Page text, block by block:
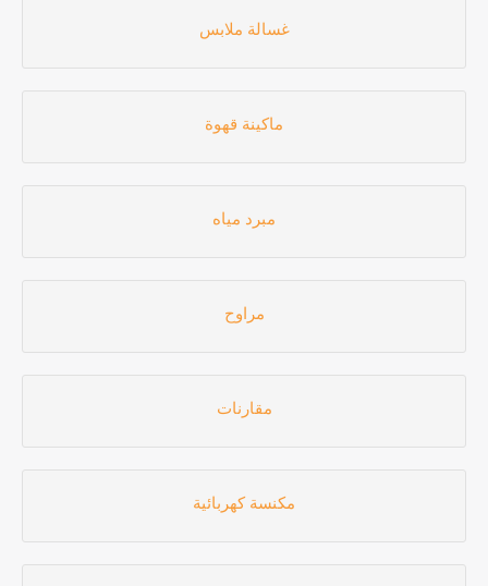
غسالة ملابس
ماكينة قهوة
مبرد مياه
مراوح
مقارنات
مكنسة كهربائية